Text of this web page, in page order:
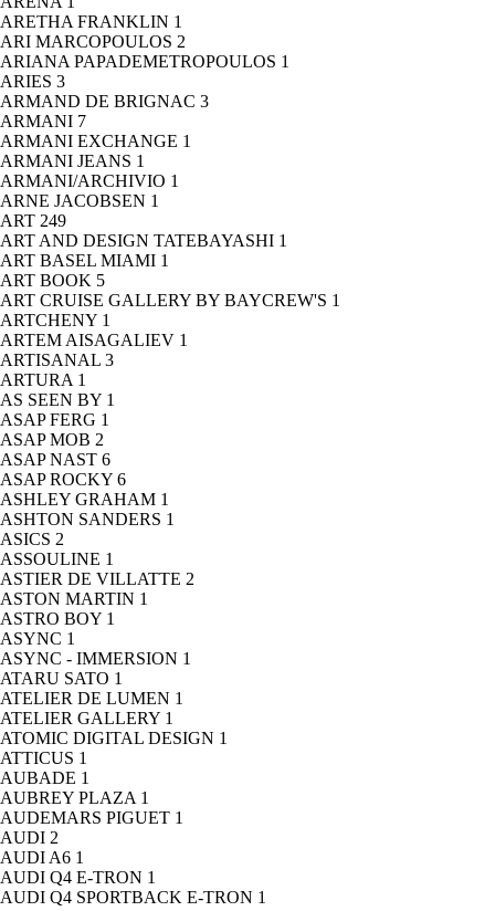
ARETHA FRANKLIN 1
ARI MARCOPOULOS 2
ARIANA PAPADEMETROPOULOS 1
ARIES 3
ARMAND DE BRIGNAC 3
ARMANI 7
ARMANI EXCHANGE 1
ARMANI JEANS 1
ARMANI/ARCHIVIO 1
ARNE JACOBSEN 1
ART 249
ART AND DESIGN TATEBAYASHI 1
ART BASEL MIAMI 1
ART BOOK 5
ART CRUISE GALLERY BY BAYCREW'S 1
ARTCHENY 1
ARTEM AISAGALIEV 1
ARTISANAL 3
ARTURA 1
AS SEEN BY 1
ASAP FERG 1
ASAP MOB 2
ASAP NAST 6
ASAP ROCKY 6
ASHLEY GRAHAM 1
ASHTON SANDERS 1
ASICS 2
ASSOULINE 1
ASTIER DE VILLATTE 2
ASTON MARTIN 1
ASTRO BOY 1
ASYNC 1
ASYNC - IMMERSION 1
ATARU SATO 1
ATELIER DE LUMEN 1
ATELIER GALLERY 1
ATOMIC DIGITAL DESIGN 1
ATTICUS 1
AUBADE 1
AUBREY PLAZA 1
AUDEMARS PIGUET 1
AUDI 2
AUDI A6 1
AUDI Q4 E-TRON 1
AUDI Q4 SPORTBACK E-TRON 1